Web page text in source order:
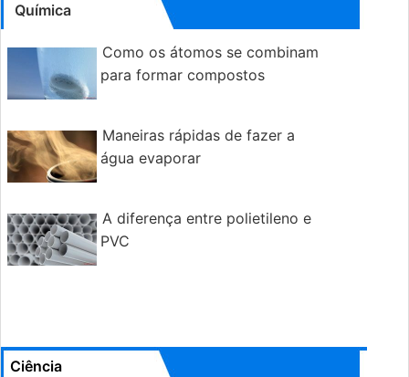
Química
Como os átomos se combinam
para formar compostos
Maneiras rápidas de fazer a
água evaporar
A diferença entre polietileno e
PVC
Ciência